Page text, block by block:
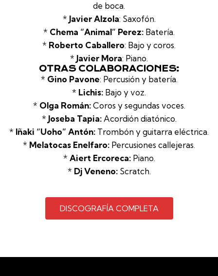
de boca.
* Javier Alzola: Saxofón.
* Chema “Animal” Perez: Batería.
* Roberto Caballero: Bajo y coros.
* Javier Mora: Piano.
OTRAS COLABORACIONES:
* Gino Pavone: Percusión y batería.
* Lichis: Bajo y voz.
* Olga Román:Coros y segundas voces.
* Joseba Tapia:Acordión diatónico.
* Iñaki “Uoho” Antón: Trombón y guitarra eléctrica.
* Melatocas Enelfaro: Percusiones callejeras.
* Aiert Ercoreca:Piano.
* Dj Veneno:Scratch.
DISCOGRAFÍA COMPLETA